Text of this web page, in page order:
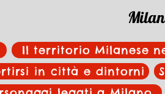
Il territorio Milanese
in città e dintorni